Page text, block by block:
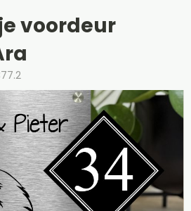
voordeur